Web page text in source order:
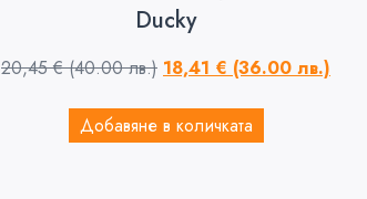
Ducky
20,45€ (40.00 лв.) 18,41 € (36.00 лв.)
Добавяне в количката